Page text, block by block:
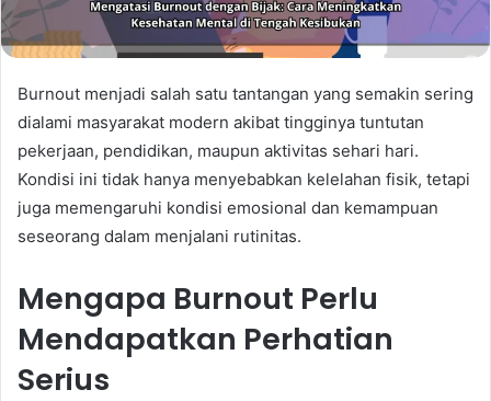
Burnout menjadi salah satu tantangan yang semakin sering
dialami masyarakat modern akibat tingginya tuntutan
pekerjaan, pendidikan, maupun aktivitas sehari hari.
Kondisi ini tidak hanya menyebabkan kelelahan fisik, tetapi
juga memengaruhi kondisi emosional dan kemampuan
seseorang dalam menjalani rutinitas.
Mengapa Burnout Perlu
Mendapatkan Perhatian
Serius